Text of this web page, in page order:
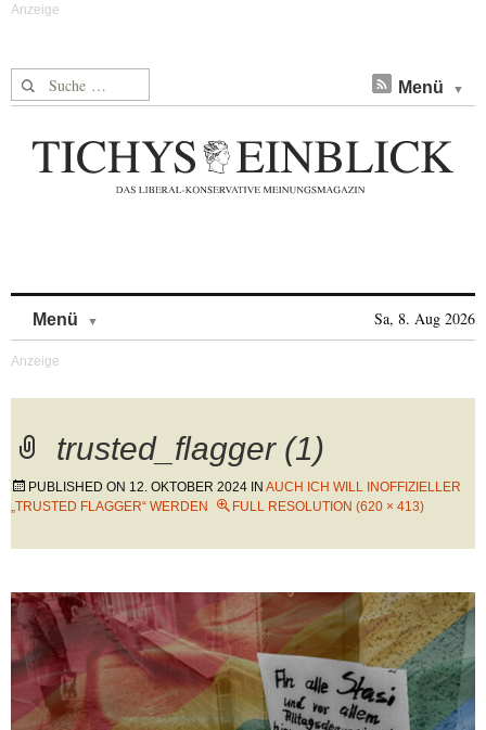
Suche nach: Menü
Menü Sa, 8. Aug 2026
trusted_flagger (1)
PUBLISHED ON 12. OKTOBER 2024 IN AUCH ICH WILL INOFFIZIELLER
„TRUSTED FLAGGER“ WERDEN
FULL RESOLUTION (620 × 413)